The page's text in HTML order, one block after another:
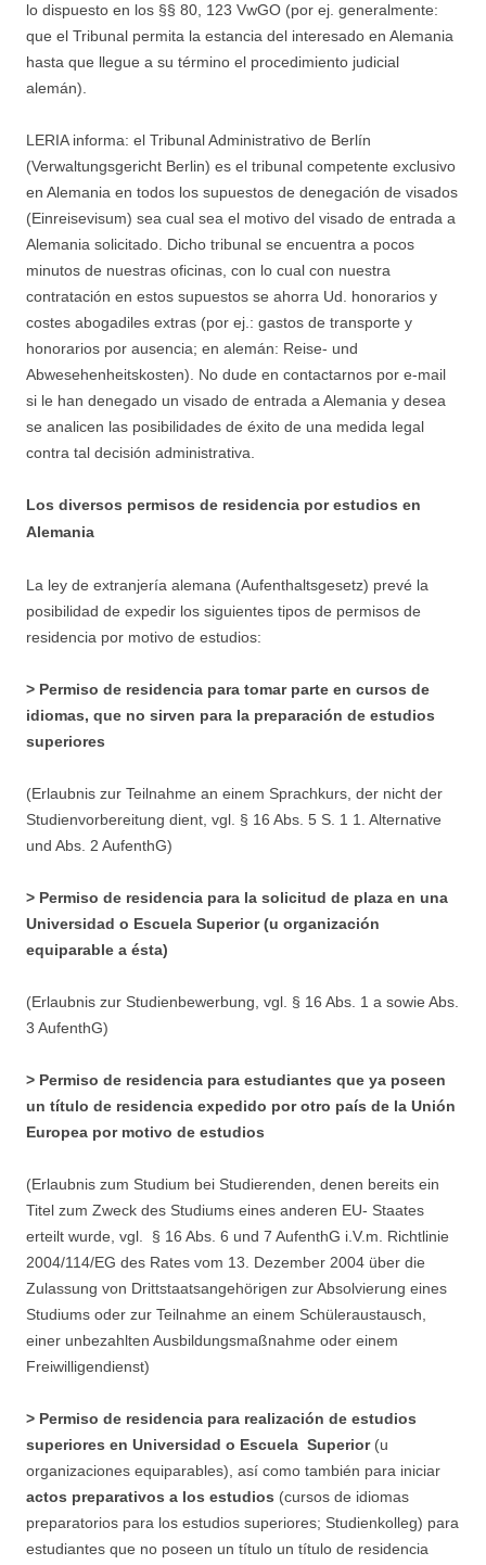
lo dispuesto en los §§ 80, 123 VwGO (por ej. generalmente:
que el Tribunal permita la estancia del interesado en Alemania
hasta que llegue a su término el procedimiento judicial
alemán).
LERIA informa: el Tribunal Administrativo de Berlín
(Verwaltungsgericht Berlin) es el tribunal competente exclusivo
en Alemania en todos los supuestos de denegación de visados
(Einreisevisum) sea cual sea el motivo del visado de entrada a
Alemania solicitado. Dicho tribunal se encuentra a pocos
minutos de nuestras oficinas, con lo cual con nuestra
contratación en estos supuestos se ahorra Ud. honorarios y
costes abogadiles extras (por ej.: gastos de transporte y
honorarios por ausencia; en alemán: Reise- und
Abwesehenheitskosten). No dude en contactarnos por e-mail
si le han denegado un visado de entrada a Alemania y desea
se analicen las posibilidades de éxito de una medida legal
contra tal decisión administrativa.
Los diversos permisos de residencia por estudios en
Alemania
La ley de extranjería alemana (Aufenthaltsgesetz) prevé la
posibilidad de expedir los siguientes tipos de permisos de
residencia por motivo de estudios:
> Permiso de residencia para tomar parte en cursos de
idiomas, que no sirven para la preparación de estudios
superiores
(Erlaubnis zur Teilnahme an einem Sprachkurs, der nicht der
Studienvorbereitung dient, vgl. § 16 Abs. 5 S. 1 1. Alternative
und Abs. 2 AufenthG)
> Permiso de residencia para la solicitud de plaza en una
Universidad o Escuela Superior (u organización
equiparable a ésta)
(Erlaubnis zur Studienbewerbung, vgl. § 16 Abs. 1 a sowie Abs.
3 AufenthG)
> Permiso de residencia para estudiantes que ya poseen
un título de residencia expedido por otro país de la Unión
Europea por motivo de estudios
(Erlaubnis zum Studium bei Studierenden, denen bereits ein
Titel zum Zweck des Studiums eines anderen EU- Staates
erteilt wurde, vgl. § 16 Abs. 6 und 7 AufenthG i.V.m. Richtlinie
2004/114/EG des Rates vom 13. Dezember 2004 über die
Zulassung von Drittstaatsangehörigen zur Absolvierung eines
Studiums oder zur Teilnahme an einem Schüleraustausch,
einer unbezahlten Ausbildungsmaßnahme oder einem
Freiwilligendienst)
> Permiso de residencia para realización de estudios
superiores en Universidad o Escuela Superior(u
organizaciones equiparables), así como también para iniciar
actos preparativos a los estudios (cursos de idiomas
preparatorios para los estudios superiores; Studienkolleg) para
estudiantes que no poseen un título un título de residencia